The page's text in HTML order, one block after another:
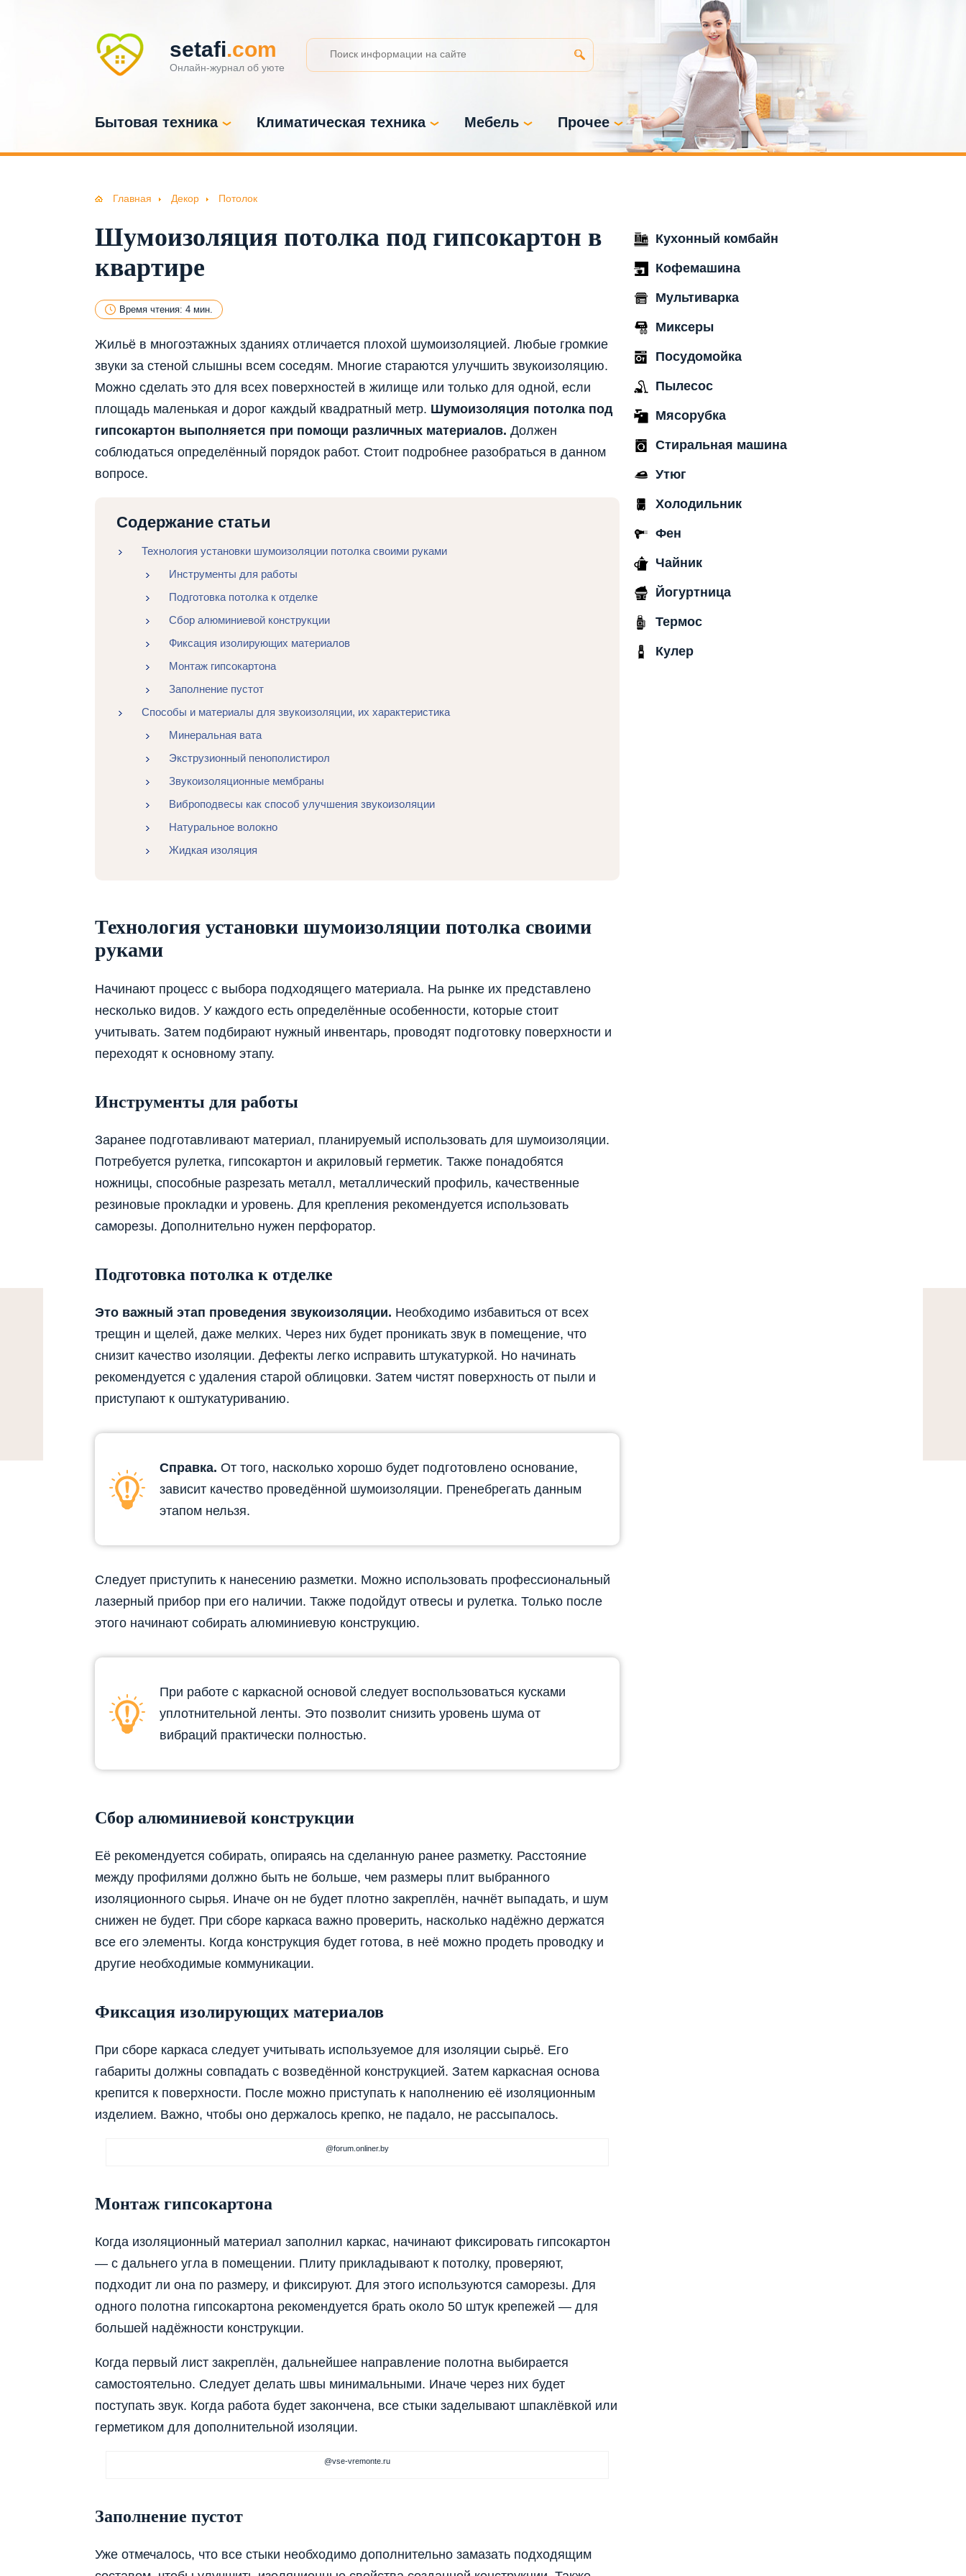
setafi.com
Онлайн-журнал об уюте
Бытовая техника Климатическая техника Мебель Прочее
Главная Декор Потолок
Шумоизоляция потолка под гипсокартон в
квартире
Время чтения: 4 мин.
Жильё в многоэтажных зданиях отличается плохой шумоизоляцией. Любые громкие
звуки за стеной слышны всем соседям. Многие стараются улучшить звукоизоляцию.
Можно сделать это для всех поверхностей в жилище или только для одной, если
площадь маленькая и дорог каждый квадратный метр. Шумоизоляция потолка под
гипсокартон выполняется при помощи различных материалов. Должен
соблюдаться определённый порядок работ. Стоит подробнее разобраться в данном
вопросе.
Содержание статьи
Технология установки шумоизоляции потолка своими руками
Инструменты для работы
Подготовка потолка к отделке
Сбор алюминиевой конструкции
Фиксация изолирующих материалов
Монтаж гипсокартона
Заполнение пустот
Способы и материалы для звукоизоляции, их характеристика
Минеральная вата
Экструзионный пенополистирол
Звукоизоляционные мембраны
Виброподвесы как способ улучшения звукоизоляции
Натуральное волокно
Жидкая изоляция
Технология установки шумоизоляции потолка своими
руками
Начинают процесс с выбора подходящего материала. На рынке их представлено
несколько видов. У каждого есть определённые особенности, которые стоит
учитывать. Затем подбирают нужный инвентарь, проводят подготовку поверхности и
переходят к основному этапу.
Инструменты для работы
Заранее подготавливают материал, планируемый использовать для шумоизоляции.
Потребуется рулетка, гипсокартон и акриловый герметик. Также понадобятся
ножницы, способные разрезать металл, металлический профиль, качественные
резиновые прокладки и уровень. Для крепления рекомендуется использовать
саморезы. Дополнительно нужен перфоратор.
Подготовка потолка к отделке
Это важный этап проведения звукоизоляции. Необходимо избавиться от всех
трещин и щелей, даже мелких. Через них будет проникать звук в помещение, что
снизит качество изоляции. Дефекты легко исправить штукатуркой. Но начинать
рекомендуется с удаления старой облицовки. Затем чистят поверхность от пыли и
приступают к оштукатуриванию.
Справка. От того, насколько хорошо будет подготовлено основание,
зависит качество проведённой шумоизоляции. Пренебрегать данным
этапом нельзя.
Следует приступить к нанесению разметки. Можно использовать профессиональный
лазерный прибор при его наличии. Также подойдут отвесы и рулетка. Только после
этого начинают собирать алюминиевую конструкцию.
При работе с каркасной основой следует воспользоваться кусками
уплотнительной ленты. Это позволит снизить уровень шума от
вибраций практически полностью.
Сбор алюминиевой конструкции
Её рекомендуется собирать, опираясь на сделанную ранее разметку. Расстояние
между профилями должно быть не больше, чем размеры плит выбранного
изоляционного сырья. Иначе он не будет плотно закреплён, начнёт выпадать, и шум
снижен не будет. При сборе каркаса важно проверить, насколько надёжно держатся
все его элементы. Когда конструкция будет готова, в неё можно продеть проводку и
другие необходимые коммуникации.
Фиксация изолирующих материалов
При сборе каркаса следует учитывать используемое для изоляции сырьё. Его
габариты должны совпадать с возведённой конструкцией. Затем каркасная основа
крепится к поверхности. После можно приступать к наполнению её изоляционным
изделием. Важно, чтобы оно держалось крепко, не падало, не рассыпалось.
@forum.onliner.by
Монтаж гипсокартона
Когда изоляционный материал заполнил каркас, начинают фиксировать гипсокартон
— с дальнего угла в помещении. Плиту прикладывают к потолку, проверяют,
подходит ли она по размеру, и фиксируют. Для этого используются саморезы. Для
одного полотна гипсокартона рекомендуется брать около 50 штук крепежей — для
большей надёжности конструкции.
Когда первый лист закреплён, дальнейшее направление полотна выбирается
самостоятельно. Следует делать швы минимальными. Иначе через них будет
поступать звук. Когда работа будет закончена, все стыки заделывают шпаклёвкой или
герметиком для дополнительной изоляции.
@vse-vremonte.ru
Заполнение пустот
Уже отмечалось, что все стыки необходимо дополнительно замазать подходящим
Кухонный комбайн
Кофемашина
Мультиварка
Миксеры
Посудомойка
Пылесос
Мясорубка
Стиральная машина
Утюг
Холодильник
Фен
Чайник
Йогуртница
Термос
Кулер